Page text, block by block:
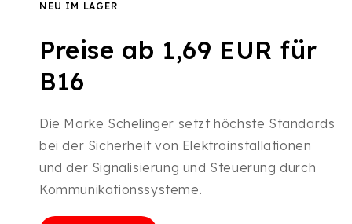
NEU IM LAGER
Preise ab 1,69 EUR für
B16
Die Marke Schelinger setzt höchste Standards
bei der Sicherheit von Elektroinstallationen
und der Signalisierung und Steuerung durch
Kommunikationssysteme.